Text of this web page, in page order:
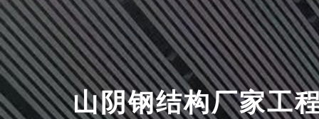
山阴钢结构加工厂